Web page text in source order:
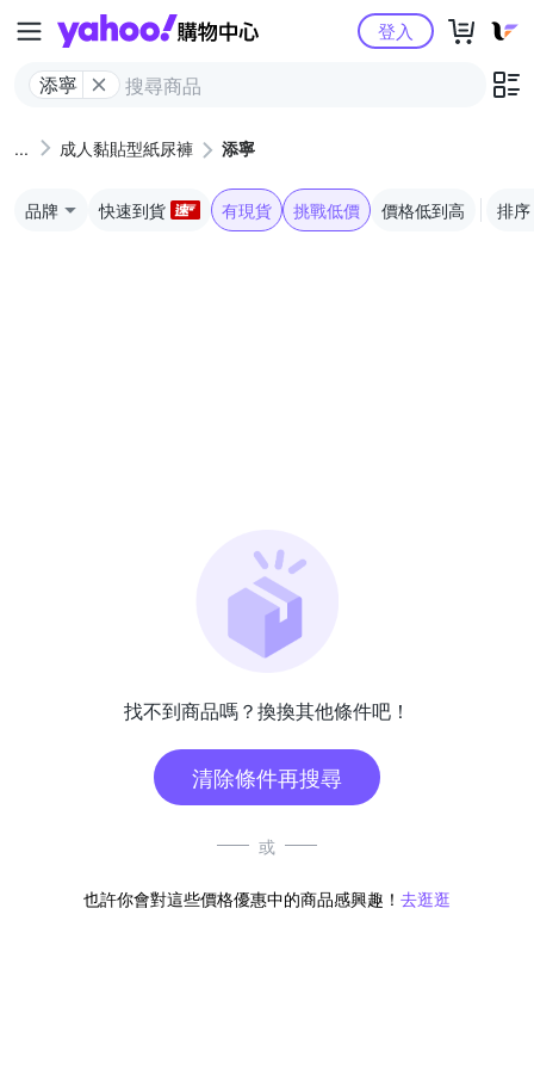
Yahoo購物中心
添寧
登入
成人黏貼型紙尿褲 添寧
品牌 快速到貨 有現貨 挑戰低價 價格低到高 排序
找不到商品嗎？換換其他條件吧！
清除條件再搜尋
或
也許你會對這些價格優惠中的商品感興趣！ 去逛逛